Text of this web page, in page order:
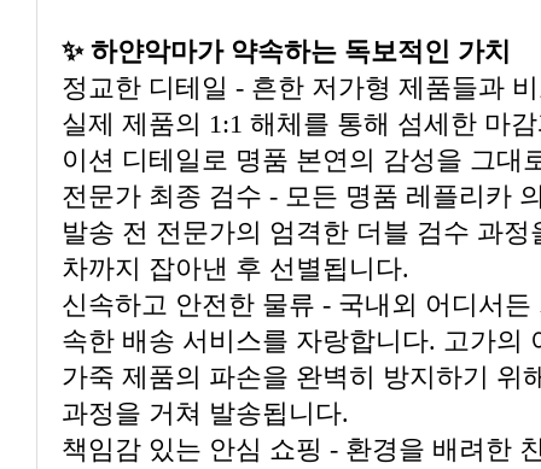
✨ 하얀악마가 약속하는 독보적인 가치
정교한 디테일 - 흔한 저가형 제품들과
실제 제품의 1:1 해체를 통해 섬세한 마
이션 디테일로 명품 본연의 감성을 그대
전문가 최종 검수 - 모든 명품 레플리카
발송 전 전문가의 엄격한 더블 검수 과정
차까지 잡아낸 후 선별됩니다.
신속하고 안전한 물류 - 국내외 어디서
속한 배송 서비스를 자랑합니다. 고가의
가죽 제품의 파손을 완벽히 방지하기 위
과정을 거쳐 발송됩니다.
책임감 있는 안심 쇼핑 - 환경을 배려한